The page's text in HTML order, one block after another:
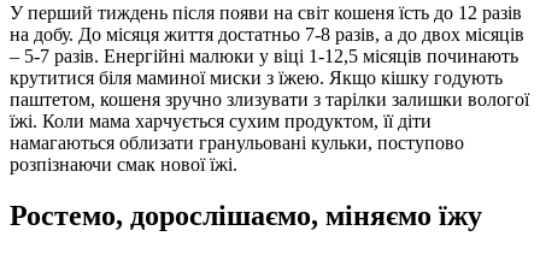
У перший тиждень після появи на світ кошеня їсть до 12 разів
на добу. До місяця життя достатньо 7-8 разів, а до двох місяців
– 5-7 разів. Енергійні малюки у віці 1-12,5 місяців починають
крутитися біля маминої миски з їжею. Якщо кішку годують
паштетом, кошеня зручно злизувати з тарілки залишки вологої
їжі. Коли мама харчується сухим продуктом, її діти
намагаються облизати гранульовані кульки, поступово
розпізнаючи смак нової їжі.
Ростемо, дорослішаємо, міняємо їжу